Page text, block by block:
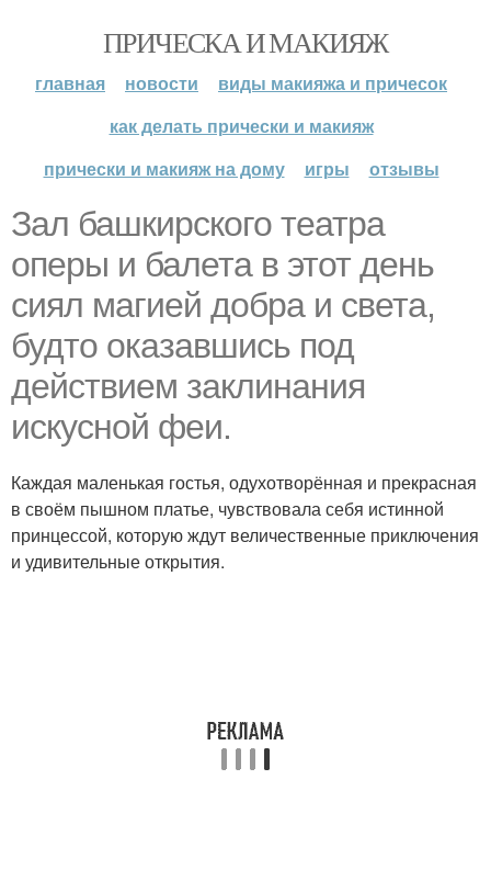
ПРИЧЕСКА И МАКИЯЖ
главная новости
виды макияжа и причесок
как делать прически и макияж
прически и макияж на дому
игры отзывы
Зал башкирского театра
оперы и балета в этот день
сиял магией добра и света,
будто оказавшись под
действием заклинания
искусной феи.
Каждая маленькая гостья, одухотворённая и прекрасная
в своём пышном платье, чувствовала себя истинной
принцессой, которую ждут величественные приключения
и удивительные открытия.